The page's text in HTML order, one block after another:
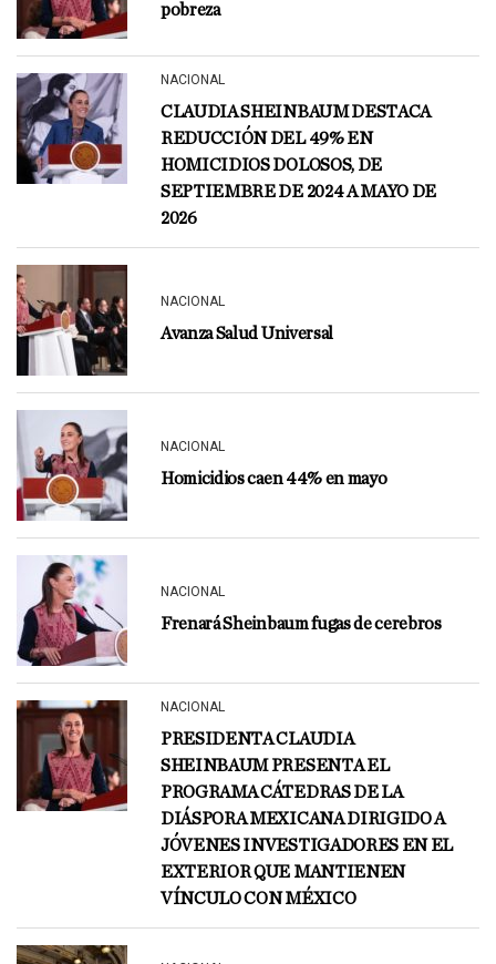
pobreza
NACIONAL
CLAUDIA SHEINBAUM DESTACA
REDUCCIÓN DEL 49% EN
HOMICIDIOS DOLOSOS, DE
SEPTIEMBRE DE 2024 A MAYO DE
2026
NACIONAL
Avanza Salud Universal
NACIONAL
Homicidios caen 44% en mayo
NACIONAL
Frenará Sheinbaum fugas de cerebros
NACIONAL
PRESIDENTA CLAUDIA
SHEINBAUM PRESENTA EL
PROGRAMA CÁTEDRAS DE LA
DIÁSPORA MEXICANA DIRIGIDO A
JÓVENES INVESTIGADORES EN EL
EXTERIOR QUE MANTIENEN
VÍNCULO CON MÉXICO